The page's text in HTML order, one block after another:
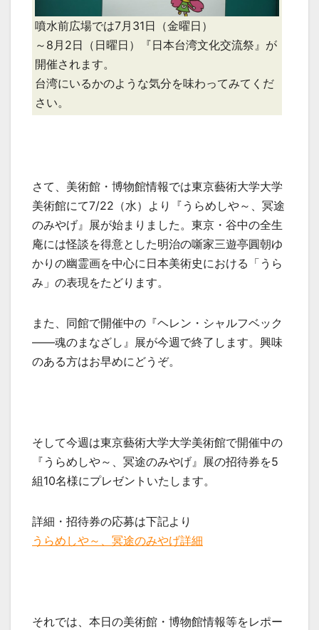
噴水前広場では7月31日（金曜日）
～8月2日（日曜日）『日本台湾文化交流祭』が
開催されます。
台湾にいるかのような気分を味わってみてくだ
さい。
さて、美術館・博物館情報では東京藝術大学大学
美術館にて7/22（水）より『うらめしや～、冥途
のみやげ』展が始まりました。東京・谷中の全生
庵には怪談を得意とした明治の噺家三遊亭圓朝ゆ
かりの幽霊画を中心に日本美術史における「うら
み」の表現をたどります。
また、同館で開催中の『ヘレン・シャルフベック
――魂のまなざし』展が今週で終了します。興味
のある方はお早めにどうぞ。
そして今週は東京藝術大学大学美術館で開催中の
『うらめしや～、冥途のみやげ』展の招待券を5
組10名様にプレゼントいたします。
詳細・招待券の応募は下記より
うらめしや～、冥途のみやげ詳細
それでは、本日の美術館・博物館情報等をレポー